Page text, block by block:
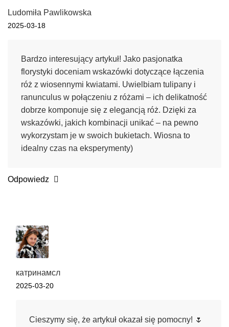
Ludomiła Pawlikowska
2025-03-18
Bardzo interesujący artykuł! Jako pasjonatka
florystyki doceniam wskazówki dotyczące łączenia
róż z wiosennymi kwiatami. Uwielbiam tulipany i
ranunculus w połączeniu z różami – ich delikatność
dobrze komponuje się z elegancją róż. Dzięki za
wskazówki, jakich kombinacji unikać – na pewno
wykorzystam je w swoich bukietach. Wiosna to
idealny czas na eksperymenty)
Odpowiedz
катринамсл
2025-03-20
Cieszymy się, że artykuł okazał się pomocny! 🌷